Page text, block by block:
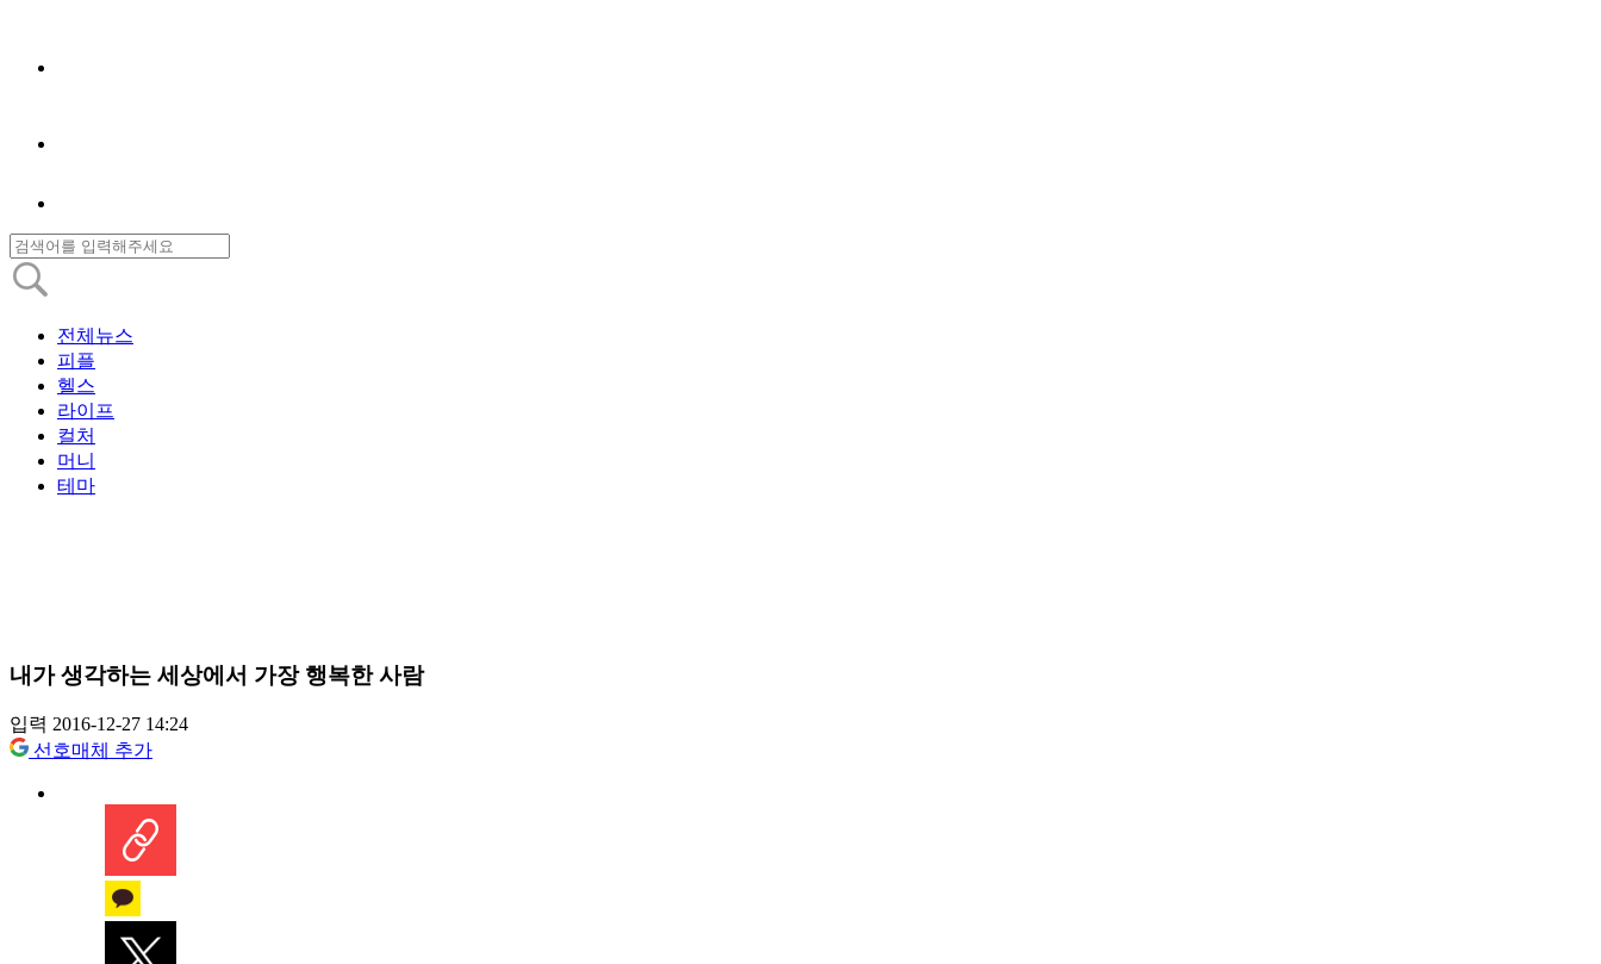
전체뉴스
피플
헬스
라이프
컬처
머니
테마
내가 생각하는 세상에서 가장 행복한 사람
입력 2016-12-27 14:24
선호매체 추가